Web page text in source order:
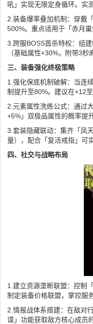
吼」实现无限定身循环。实
2.装备爆率叠加机制：穿戴
500%。重点适用于「赤月
3.跨服BOSS首杀特权：组
（基础属性+30%，附带3秒
三、装备强化终极策略
1.强化保底机制破解：当连
制提升至80%。建议在+12
2.元素属性洗练公式：通过
+5%」双极品属性的概率提
3.套装隐藏联动：集齐「凤
量），配合「复活戒指」可
四、社交与战略布局
1.建立资源垄断联盟：控制
制定装备价格联盟，掌控服
2.情报战体系搭建：在敌对
谍」功能获取敌方核心成员